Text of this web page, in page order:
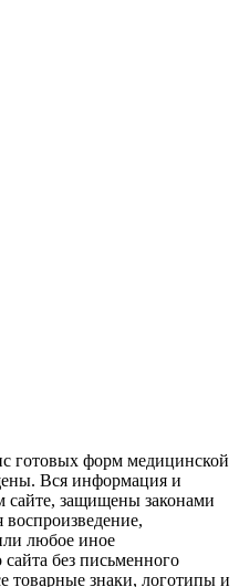
готовых форм медицинской
Вся информация и
сайте, защищены законами
воспроизведение,
любое иное
без письменного
товарные знаки, логотипы и